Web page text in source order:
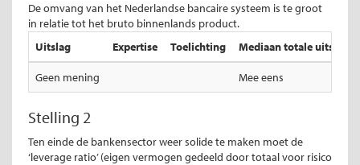
De omvang van het Nederlandse bancaire systeem is te groot
in relatie tot het bruto binnenlands product.
Uitslag
Expertise Toelichting Mediaan totale uitslag
Geen mening Mee eens
Stelling 2
Ten einde de bankensector weer solide te maken moet de
‘leverage ratio’ (eigen vermogen gedeeld door totaal voor risico